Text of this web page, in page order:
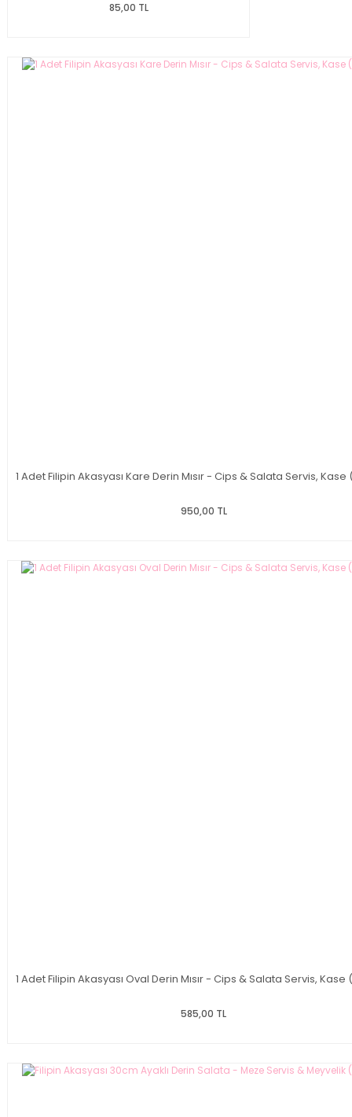
85,00 TL
1 Adet Filipin Akasyası Kare Derin Mısır - Cips & Salata Servis, Kase
950,00 TL
1 Adet Filipin Akasyası Oval Derin Mısır - Cips & Salata Servis, Kase
585,00 TL